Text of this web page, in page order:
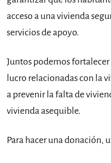
acceso a una vivienda
servicios de apoyo.
Juntos podemos
lucro relacionadas con la
a prevenir la falta de
vivienda asequible.
Para hacer una donación,